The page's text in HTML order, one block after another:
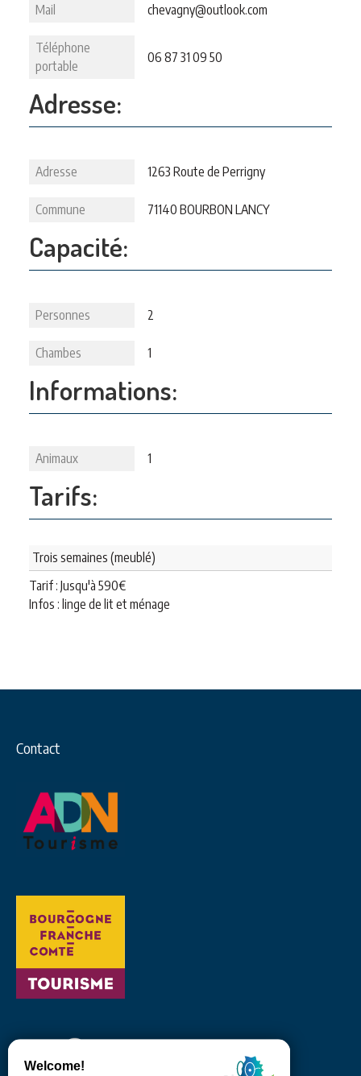
Mail chevagny@outlook.com
Téléphone
portable
06 87 31 09 50
Adresse:
Adresse 1263 Route de Perrigny
Commune 71140 BOURBON LANCY
Capacité:
Personnes 2
Chambes 1
Informations:
Animaux 1
Tarifs:
Trois semaines (meublé)
Tarif : Jusqu'à 590€
Infos : linge de lit et ménage
Contact